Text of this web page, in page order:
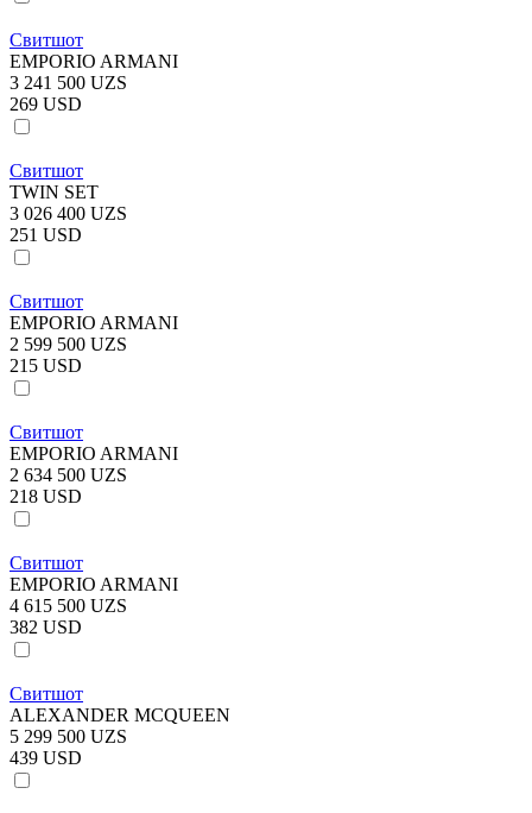
Свитшот
EMPORIO ARMANI
3 241 500 UZS
269 USD
Свитшот
TWIN SET
3 026 400 UZS
251 USD
Свитшот
EMPORIO ARMANI
2 599 500 UZS
215 USD
Свитшот
EMPORIO ARMANI
2 634 500 UZS
218 USD
Свитшот
EMPORIO ARMANI
4 615 500 UZS
382 USD
Свитшот
ALEXANDER MCQUEEN
5 299 500 UZS
439 USD